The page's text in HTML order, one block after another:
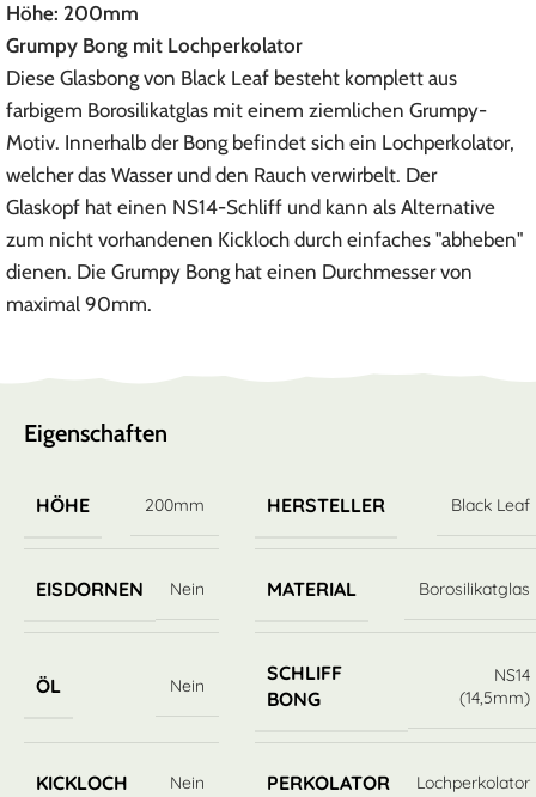
Höhe: 200mm
Grumpy Bong mit Lochperkolator
Diese Glasbong von Black Leaf besteht komplett aus
farbigem Borosilikatglas mit einem ziemlichen Grumpy-
Motiv. Innerhalb der Bong befindet sich ein Lochperkolator,
welcher das Wasser und den Rauch verwirbelt. Der
Glaskopf hat einen NS14-Schliff und kann als Alternative
zum nicht vorhandenen Kickloch durch einfaches "abheben"
dienen. Die Grumpy Bong hat einen Durchmesser von
maximal 90mm.
Eigenschaften
HÖHE 200mm HERSTELLER Black Leaf
EISDORNEN Nein MATERIAL Borosilikatglas
ÖL Nein
SCHLIFF
BONG
NS14
(14,5mm)
KICKLOCH Nein PERKOLATOR Lochperkolator